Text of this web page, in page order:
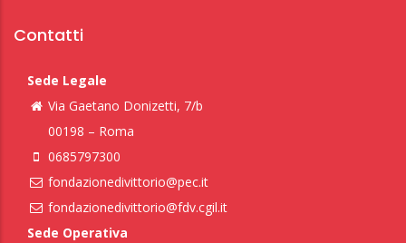
Contatti
Sede Legale
Via Gaetano Donizetti, 7/b
00198 – Roma
0685797300
fondazionedivittorio@pec.it
fondazionedivittorio@fdv.cgil.it
Sede Operativa